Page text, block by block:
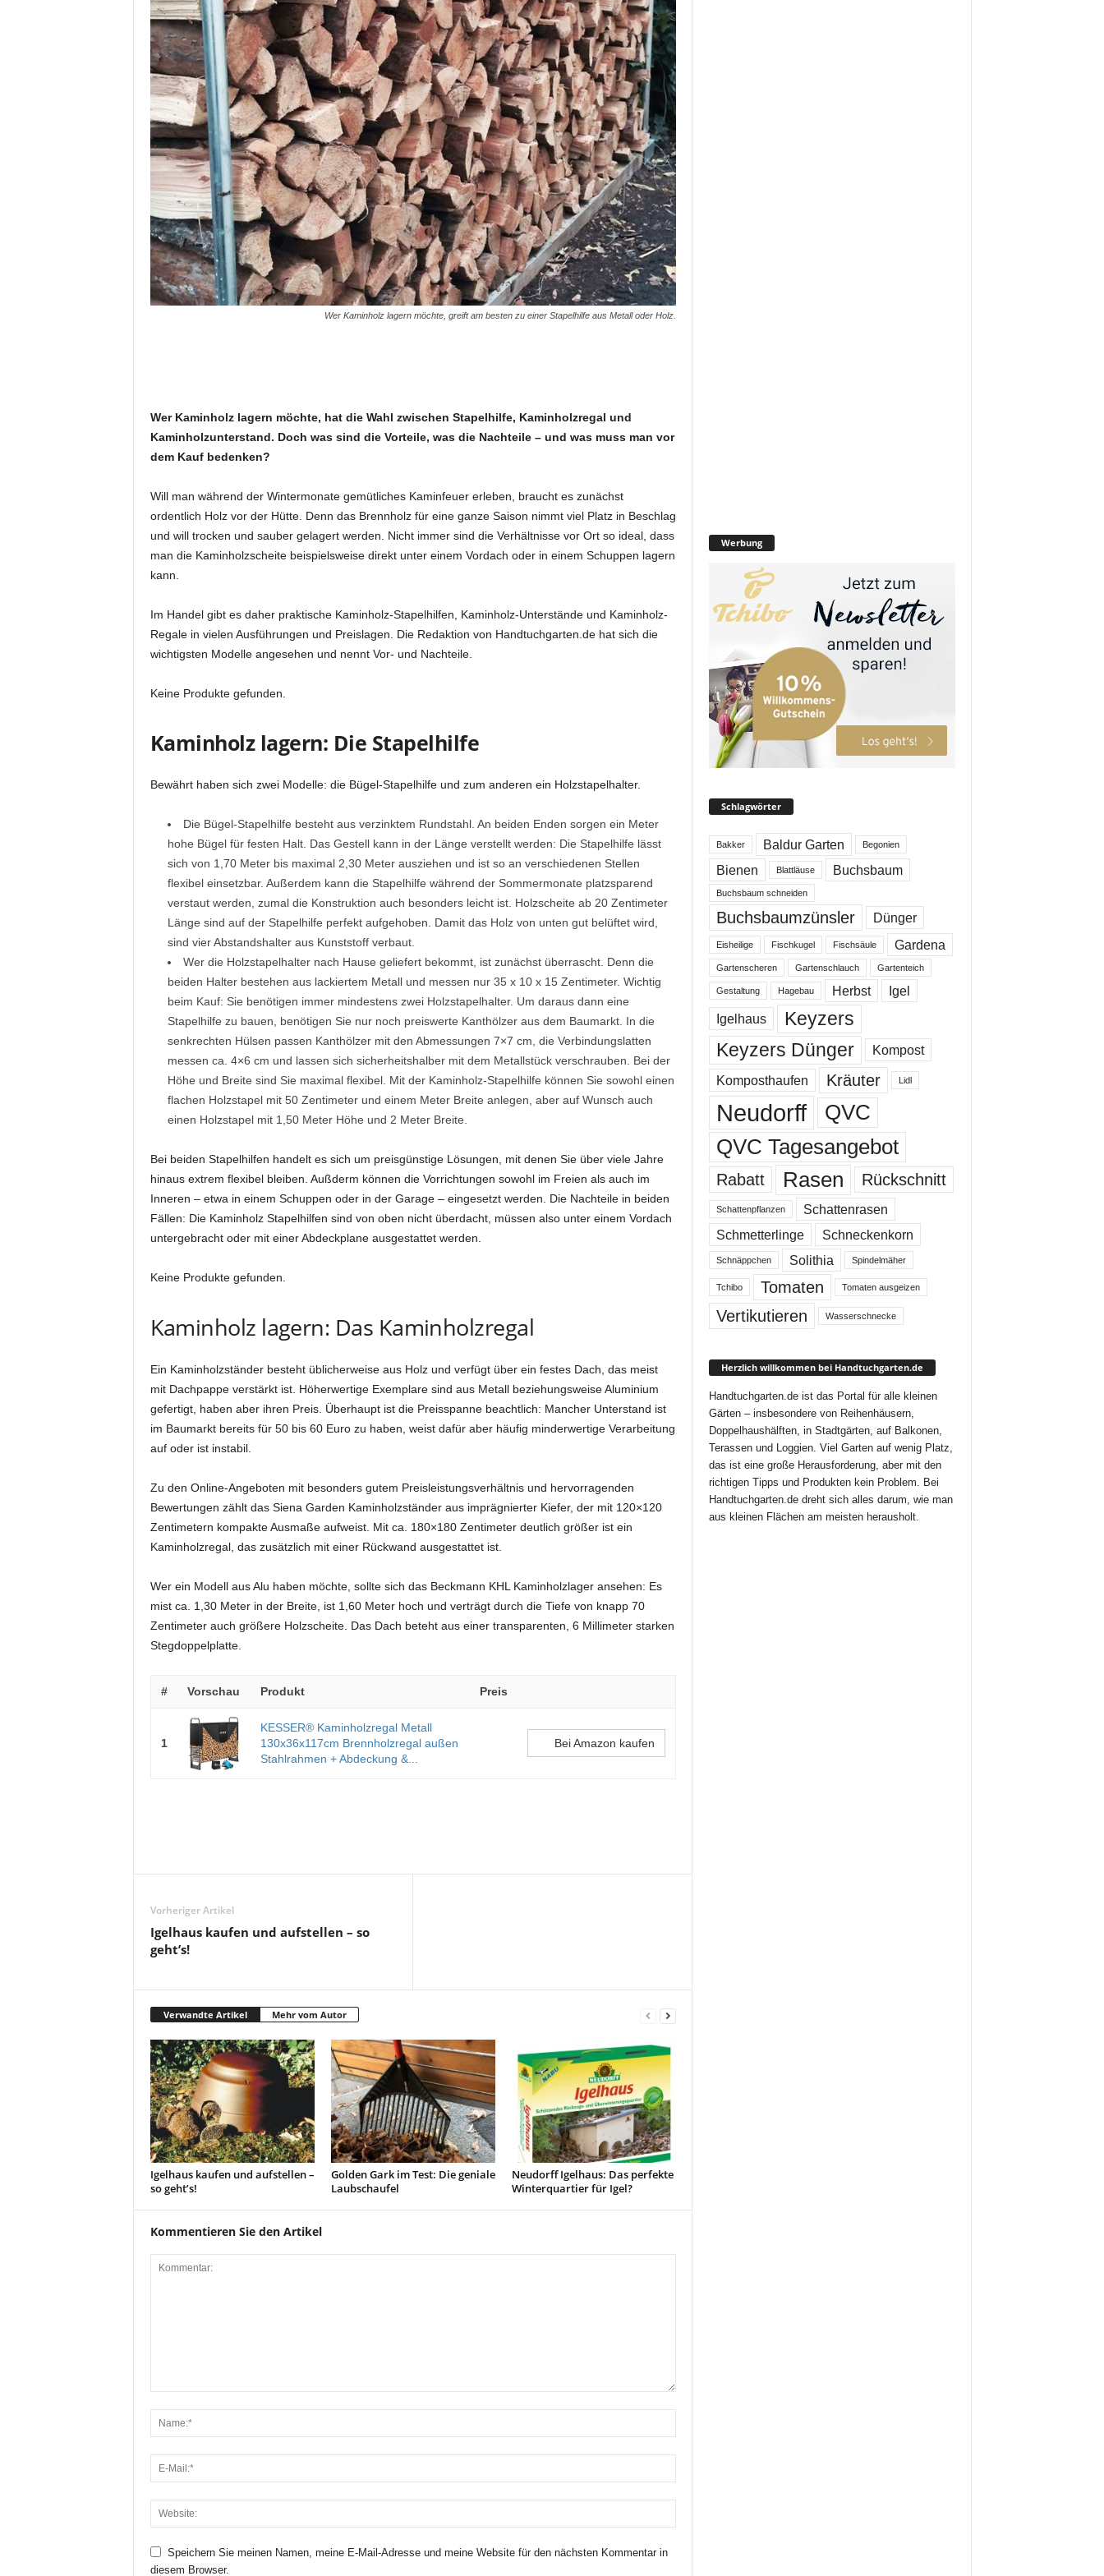
Wer Kaminholz lagern möchte, greift am besten zu einer Stapelhilfe aus Metall oder Holz.
Wer Kaminholz lagern möchte, hat die Wahl zwischen Stapelhilfe, Kaminholzregal und
Kaminholzunterstand. Doch was sind die Vorteile, was die Nachteile – und was muss man vor
dem Kauf bedenken?
Will man während der Wintermonate gemütliches Kaminfeuer erleben, braucht es zunächst
ordentlich Holz vor der Hütte. Denn das Brennholz für eine ganze Saison nimmt viel Platz in Beschlag
und will trocken und sauber gelagert werden. Nicht immer sind die Verhältnisse vor Ort so ideal, dass
man die Kaminholzscheite beispielsweise direkt unter einem Vordach oder in einem Schuppen lagern
kann.
Im Handel gibt es daher praktische Kaminholz-Stapelhilfen, Kaminholz-Unterstände und Kaminholz-
Regale in vielen Ausführungen und Preislagen. Die Redaktion von Handtuchgarten.de hat sich die
wichtigsten Modelle angesehen und nennt Vor- und Nachteile.
Keine Produkte gefunden.
Kaminholz lagern: Die Stapelhilfe
Bewährt haben sich zwei Modelle: die Bügel-Stapelhilfe und zum anderen ein Holzstapelhalter.
Die Bügel-Stapelhilfe besteht aus verzinktem Rundstahl. An beiden Enden sorgen ein Meter
hohe Bügel für festen Halt. Das Gestell kann in der Länge verstellt werden: Die Stapelhilfe lässt
sich von 1,70 Meter bis maximal 2,30 Meter ausziehen und ist so an verschiedenen Stellen
flexibel einsetzbar. Außerdem kann die Stapelhilfe während der Sommermonate platzsparend
verstaut werden, zumal die Konstruktion auch besonders leicht ist. Holzscheite ab 20 Zentimeter
Länge sind auf der Stapelhilfe perfekt aufgehoben. Damit das Holz von unten gut belüftet wird,
sind vier Abstandshalter aus Kunststoff verbaut.
Wer die Holzstapelhalter nach Hause geliefert bekommt, ist zunächst überrascht. Denn die
beiden Halter bestehen aus lackiertem Metall und messen nur 35 x 10 x 15 Zentimeter. Wichtig
beim Kauf: Sie benötigen immer mindestens zwei Holzstapelhalter. Um daraus dann eine
Stapelhilfe zu bauen, benötigen Sie nur noch preiswerte Kanthölzer aus dem Baumarkt. In die
senkrechten Hülsen passen Kanthölzer mit den Abmessungen 7×7 cm, die Verbindungslatten
messen ca. 4×6 cm und lassen sich sicherheitshalber mit dem Metallstück verschrauben. Bei der
Höhe und Breite sind Sie maximal flexibel. Mit der Kaminholz-Stapelhilfe können Sie sowohl einen
flachen Holzstapel mit 50 Zentimeter und einem Meter Breite anlegen, aber auf Wunsch auch
einen Holzstapel mit 1,50 Meter Höhe und 2 Meter Breite.
Bei beiden Stapelhilfen handelt es sich um preisgünstige Lösungen, mit denen Sie über viele Jahre
hinaus extrem flexibel bleiben. Außderm können die Vorrichtungen sowohl im Freien als auch im
Inneren – etwa in einem Schuppen oder in der Garage – eingesetzt werden. Die Nachteile in beiden
Fällen: Die Kaminholz Stapelhilfen sind von oben nicht überdacht, müssen also unter einem Vordach
untergebracht oder mit einer Abdeckplane ausgestattet werden.
Keine Produkte gefunden.
Kaminholz lagern: Das Kaminholzregal
Ein Kaminholzständer besteht üblicherweise aus Holz und verfügt über ein festes Dach, das meist
mit Dachpappe verstärkt ist. Höherwertige Exemplare sind aus Metall beziehungsweise Aluminium
gefertigt, haben aber ihren Preis. Überhaupt ist die Preisspanne beachtlich: Mancher Unterstand ist
im Baumarkt bereits für 50 bis 60 Euro zu haben, weist dafür aber häufig minderwertige Verarbeitung
auf oder ist instabil.
Zu den Online-Angeboten mit besonders gutem Preisleistungsverhältnis und hervorragenden
Bewertungen zählt das Siena Garden Kaminholzständer aus imprägnierter Kiefer, der mit 120×120
Zentimetern kompakte Ausmaße aufweist. Mit ca. 180×180 Zentimeter deutlich größer ist ein
Kaminholzregal, das zusätzlich mit einer Rückwand ausgestattet ist.
Wer ein Modell aus Alu haben möchte, sollte sich das Beckmann KHL Kaminholzlager ansehen: Es
mist ca. 1,30 Meter in der Breite, ist 1,60 Meter hoch und verträgt durch die Tiefe von knapp 70
Zentimeter auch größere Holzscheite. Das Dach beteht aus einer transparenten, 6 Millimeter starken
Stegdoppelplatte.
# Vorschau Produkt Preis
1
KESSER® Kaminholzregal Metall
130x36x117cm Brennholzregal außen
Stahlrahmen + Abdeckung &...
Bei Amazon kaufen
Vorheriger Artikel
Igelhaus kaufen und aufstellen – so
geht’s!
Verwandte Artikel Mehr vom Autor
Igelhaus kaufen und aufstellen –
so geht’s!
Golden Gark im Test: Die geniale
Laubschaufel
Neudorff Igelhaus: Das perfekte
Winterquartier für Igel?
Kommentieren Sie den Artikel
Speichern Sie meinen Namen, meine E-Mail-Adresse und meine Website für den nächsten Kommentar in
diesem Browser.
Werbung
Schlagwörter
Bakker Baldur Garten Begonien
Bienen Blattläuse Buchsbaum
Buchsbaum schneiden
Buchsbaumzünsler Dünger
Eisheilige Fischkugel Fischsäule Gardena
Gartenscheren Gartenschlauch Gartenteich
Gestaltung Hagebau Herbst
Igel
Igelhaus
Keyzers
Keyzers Dünger
Kompost
Komposthaufen Kräuter Lidl
Neudorff
QVC
QVC Tagesangebot
Rabatt Rasen Rückschnitt
Schattenpflanzen
Schattenrasen
Schmetterlinge
Schneckenkorn
Schnäppchen Solithia Spindelmäher
Tchibo Tomaten Tomaten ausgeizen
Vertikutieren Wasserschnecke
Herzlich willkommen bei Handtuchgarten.de
Handtuchgarten.de ist das Portal für alle kleinen
Gärten – insbesondere von Reihenhäusern,
Doppelhaushälften, in Stadtgärten, auf Balkonen,
Terassen und Loggien. Viel Garten auf wenig Platz,
das ist eine große Herausforderung, aber mit den
richtigen Tipps und Produkten kein Problem. Bei
Handtuchgarten.de dreht sich alles darum, wie man
aus kleinen Flächen am meisten herausholt.